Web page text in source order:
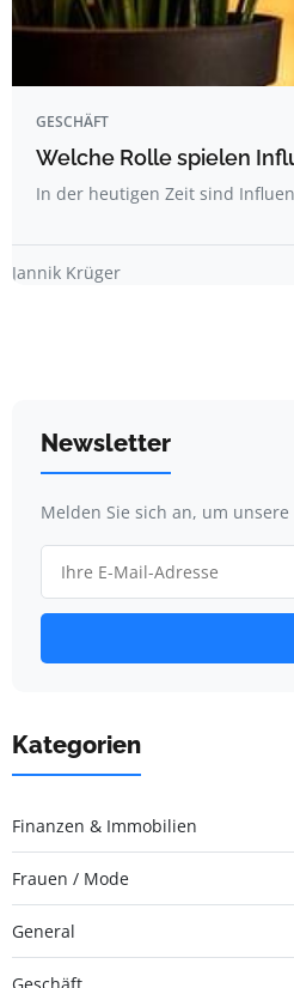
GESCHÄFT
Welche Rolle spielen
In der heutigen Zeit sind
Jannik Krüger
Newsletter
Melden Sie sich an, um
Kategorien
Finanzen & Immobilien
Frauen / Mode
General